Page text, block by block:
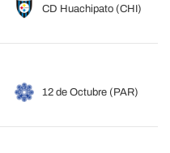
CD Huachipato (CHI)
12 de Octubre (PAR)